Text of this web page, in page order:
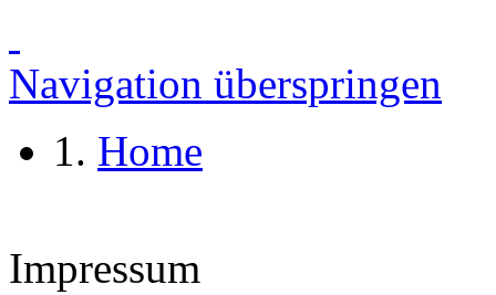
Navigation überspringen
Home
Impressum